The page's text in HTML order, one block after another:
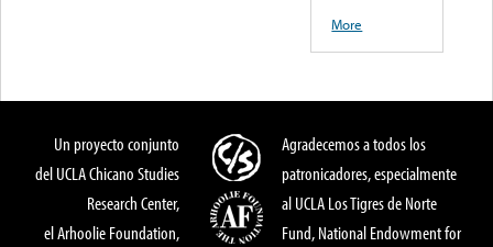
More
Un proyecto conjunto
del UCLA Chicano Studies
Research Center,
el Arhoolie Foundation,
Agradecemos a todos los
patronicadores, especialmente
al UCLA Los Tigres de Norte
Fund, National Endowment for